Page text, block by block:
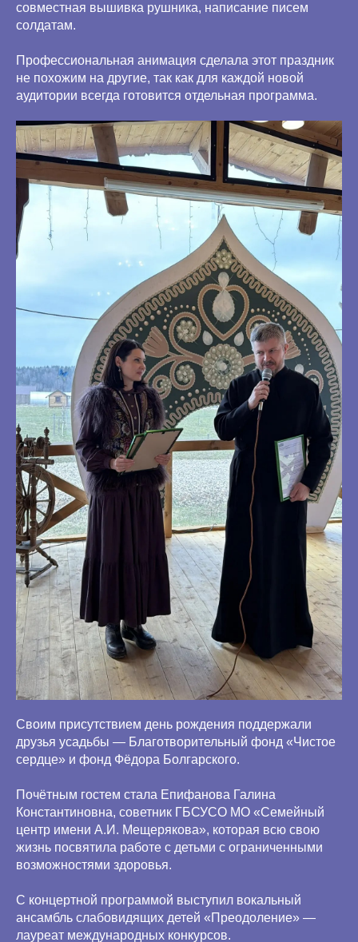
совместная вышивка рушника, написание писем
солдатам.
Профессиональная анимация сделала этот праздник
не похожим на другие, так как для каждой новой
аудитории всегда готовится отдельная программа.
Своим присутствием день рождения поддержали
друзья усадьбы — Благотворительный фонд «Чистое
сердце» и фонд Фёдора Болгарского.
Почётным гостем стала Епифанова Галина
Константиновна, советник ГБСУСО МО «Семейный
центр имени А.И. Мещерякова», которая всю свою
жизнь посвятила работе с детьми с ограниченными
возможностями здоровья.
С концертной программой выступил вокальный
ансамбль слабовидящих детей «Преодоление» —
лауреат международных конкурсов.